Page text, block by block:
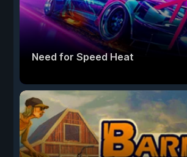
Need for Speed Heat